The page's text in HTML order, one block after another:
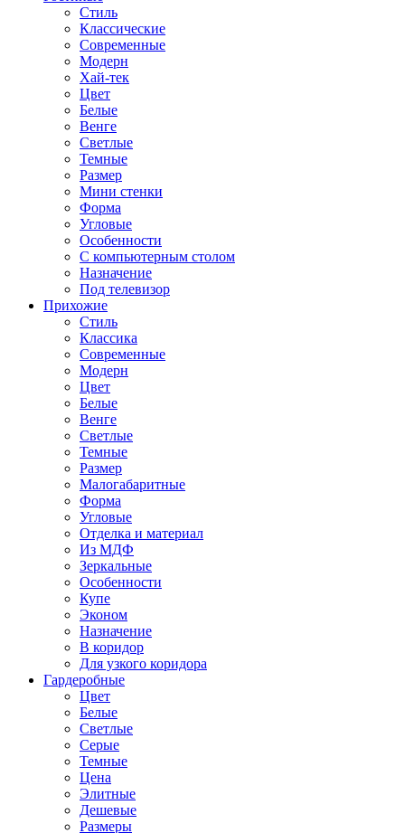
Стиль
Классические
Современные
Модерн
Хай-тек
Цвет
Белые
Венге
Светлые
Темные
Размер
Мини стенки
Форма
Угловые
Особенности
С компьютерным столом
Назначение
Под телевизор
Прихожие
Стиль
Классика
Современные
Модерн
Цвет
Белые
Венге
Светлые
Темные
Размер
Малогабаритные
Форма
Угловые
Отделка и материал
Из МДФ
Зеркальные
Особенности
Купе
Эконом
Назначение
В коридор
Для узкого коридора
Гардеробные
Цвет
Белые
Светлые
Серые
Темные
Цена
Элитные
Дешевые
Размеры